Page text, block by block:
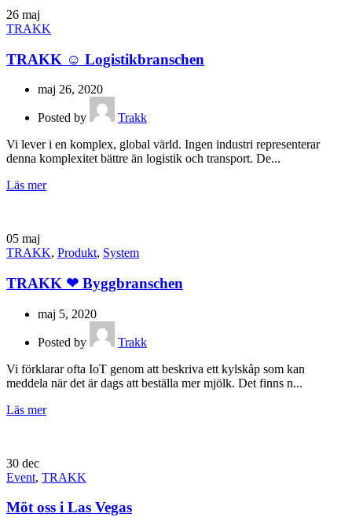
26 maj
TRAKK
TRAKK ☺ Logistikbranschen
maj 26, 2020
Posted by
Trakk
Vi lever i en komplex, global värld. Ingen industri representerar
denna komplexitet bättre än logistik och transport. De...
Läs mer
05 maj
TRAKK, Produkt, System
TRAKK ❤ Byggbranschen
maj 5, 2020
Posted by
Trakk
Vi förklarar ofta IoT genom att beskriva ett kylskåp som kan
meddela när det är dags att beställa mer mjölk. Det finns n...
Läs mer
30 dec
Event, TRAKK
Möt oss i Las Vegas